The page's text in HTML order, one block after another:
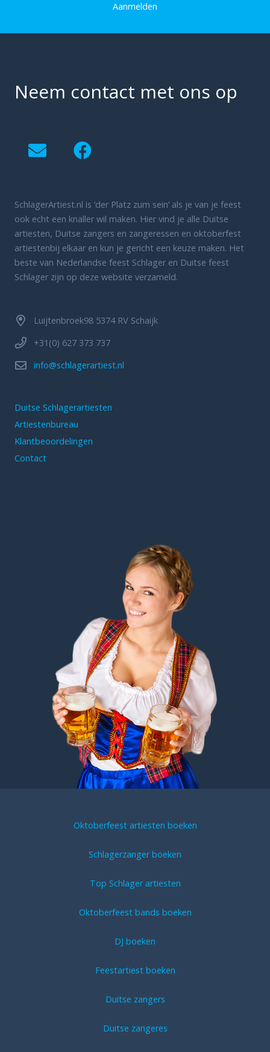
Aanmelden
Neem contact met ons op
SchlagerArtiest.nl is ‘der Platz zum sein’ als je van je feest
ook echt een knaller wil maken. Hier vind je alle Duitse
artiesten, Duitse zangers en zangeressen en oktoberfest
artiestenbij elkaar en kun je gericht een keuze maken. Het
beste van Nederlandse feest Schlager en Duitse feest
Schlager zijn op deze website verzameld.
Luijtenbroek98 5374 RV Schaijk
+31(0) 627 373 737
info@schlagerartiest.nl
Duitse Schlagerartiesten
Artiestenbureau
Klantbeoordelingen
Contact
Oktoberfeest artiesten boeken
Schlagerzanger boeken
Top Schlager artiesten
Oktoberfeest bands boeken
DJ boeken
Feestartiest boeken
Duitse zangers
Duitse zangeres